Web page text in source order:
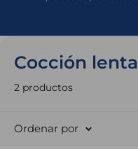
Cocción lenta
2 productos
Ordenar por